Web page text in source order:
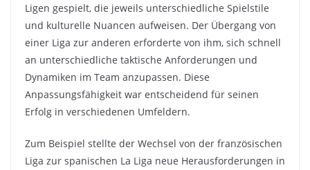
Ligen gespielt, die jeweils unterschiedliche Spielstile
und kulturelle Nuancen aufweisen. Der Übergang von
einer Liga zur anderen erforderte von ihm, sich schnell
an unterschiedliche taktische Anforderungen und
Dynamiken im Team anzupassen. Diese
Anpassungsfähigkeit war entscheidend für seinen
Erfolg in verschiedenen Umfeldern.
Zum Beispiel stellte der Wechsel von der französischen
Liga zur spanischen La Liga neue Herausforderungen in